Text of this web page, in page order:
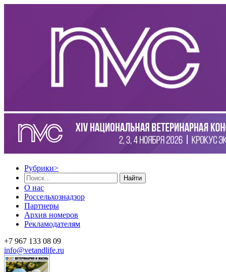
Рубрики>
Найти
О нас
Россельхознадзор
Партнеры
Архив номеров
Рекламодателям
+7 967 133 08 09
info@vetandlife.ru